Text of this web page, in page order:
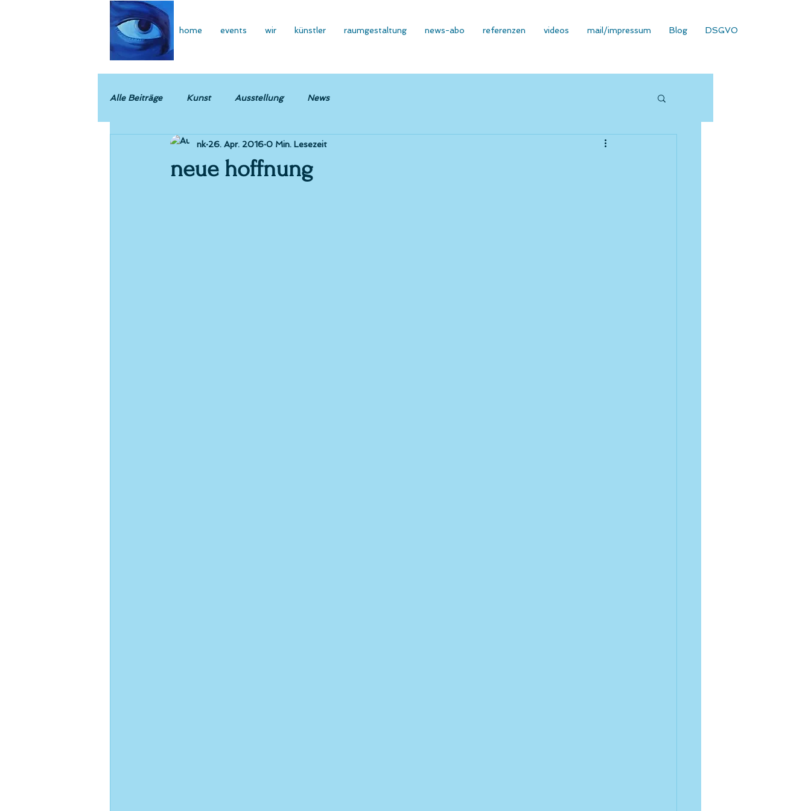
home events wir künstler raumgestaltung news-abo referenzen videos mail/impressum Blog DSGVO
Alle Beiträge Kunst Ausstellung News
neue hoffnung
nk 26. Apr. 2016 0 Min. Lesezeit